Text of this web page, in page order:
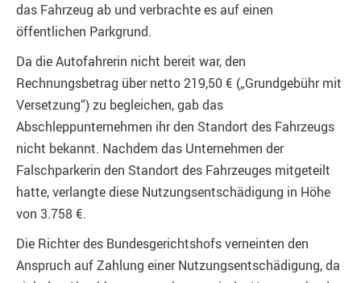
das Fahrzeug ab und verbrachte es auf einen
öffentlichen Parkgrund.
Da die Autofahrerin nicht bereit war, den
Rechnungsbetrag über netto 219,50 € („Grundgebühr mit
Versetzung“) zu begleichen, gab das
Abschleppunternehmen ihr den Standort des Fahrzeugs
nicht bekannt. Nachdem das Unternehmen der
Falschparkerin den Standort des Fahrzeuges mitgeteilt
hatte, verlangte diese Nutzungsentschädigung in Höhe
von 3.758 €.
Die Richter des Bundesgerichtshofs verneinten den
Anspruch auf Zahlung einer Nutzungsentschädigung, da